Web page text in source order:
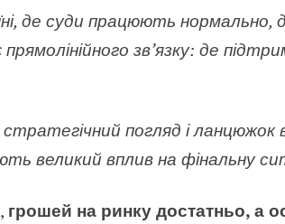
де суди працюють нормально,
зв’язку: де
погляд і ланцюжок
великий вплив на фінальну
грошей на ринку достатньо, а